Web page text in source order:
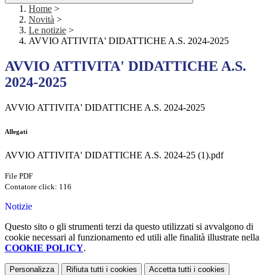
Home >
Novità >
Le notizie >
AVVIO ATTIVITA' DIDATTICHE A.S. 2024-2025
AVVIO ATTIVITA' DIDATTICHE A.S.
2024-2025
AVVIO ATTIVITA' DIDATTICHE A.S. 2024-2025
Allegati
AVVIO ATTIVITA' DIDATTICHE A.S. 2024-25 (1).pdf
File PDF
Contatore click: 116
Notizie
Questo sito o gli strumenti terzi da questo utilizzati si avvalgono di
cookie necessari al funzionamento ed utili alle finalità illustrate nella
COOKIE POLICY.
Personalizza Rifiuta tutti i cookies Accetta tutti i cookies